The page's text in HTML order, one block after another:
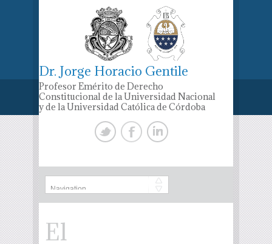
Dr. Jorge Horacio Gentile
Profesor Emérito de Derecho
Constitucional de la Universidad Nacional
y de la Universidad Católica de Córdoba
El